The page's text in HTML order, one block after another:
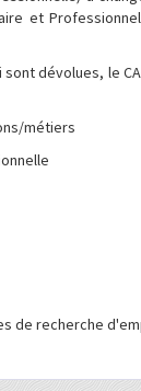
et
dévolues, le
métiers
de recherche